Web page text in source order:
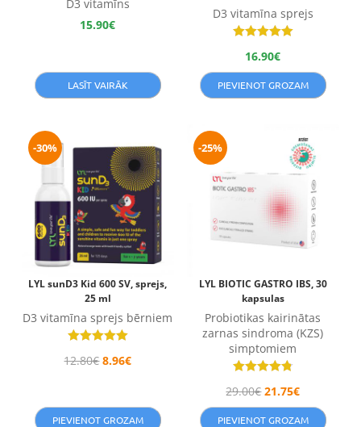
D3 vitamīns
15.90€
LASĪT VAIRĀK
D3 vitamīna sprejs
ar
5.00
no 5
16.90€
PIEVIENOT GROZAM
-30%
LYL sunD3 Kid 600 SV, sprejs,
25 ml
D3 vitamīna sprejs bērniem
ar
12.80€ 8.96€
PIEVIENOT GROZAM
-25%
LYL BIOTIC GASTRO IBS, 30
kapsulas
Probiotikas kairinātas
zarnas sindroma (KZS)
simptomiem
ar
4.78
no 5
29.00€ 21.75€
PIEVIENOT GROZAM